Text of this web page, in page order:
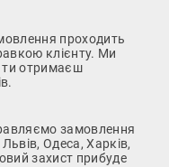
проходить
клієнту. Ми
отримаєш
замовлення
Одеса, Харків,
захист прибуде